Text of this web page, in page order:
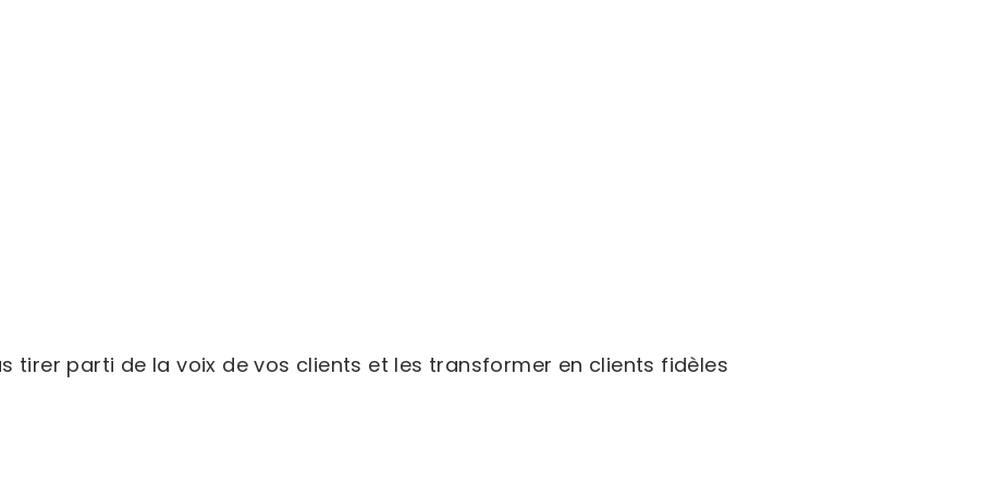
tirer parti de la voix de vos clients et les transformer en clients fidèles